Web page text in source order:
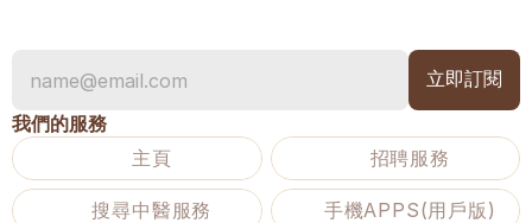
我們的服務
主頁
招聘服務
搜尋中醫服務 手機APPS(用戶版)